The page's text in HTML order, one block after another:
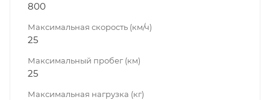
800
Максимальная скорость (км/ч)
25
Максимальный пробег (км)
25
Максимальная нагрузка (кг)